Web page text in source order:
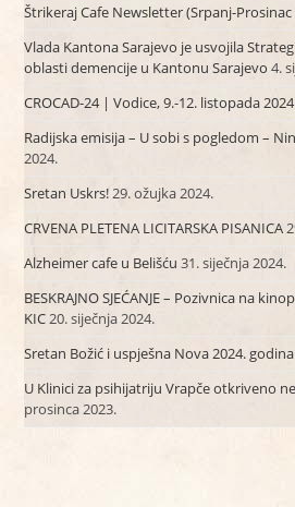
Štrikeraj Cafe Newsletter (Srpanj-Prosinac
Vlada Kantona Sarajevo je usvojila
oblasti demencije u Kantonu Sarajevo 4.
CROCAD-24 | Vodice, 9.-12. listopada
Radijska emisija – U sobi s pogledom –
2024.
Sretan Uskrs!29. ožujka 2024.
CRVENA PLETENA LICITARSKA PISANICA
Alzheimer cafe u Belišću 31. siječnja 2024.
BESKRAJNO SJEĆANJE – Pozivnica na
KIC20. siječnja 2024.
Sretan Božić i uspješna Nova 2024. godina
U Klinici za psihijatriju Vrapče otkriveno
prosinca 2023.